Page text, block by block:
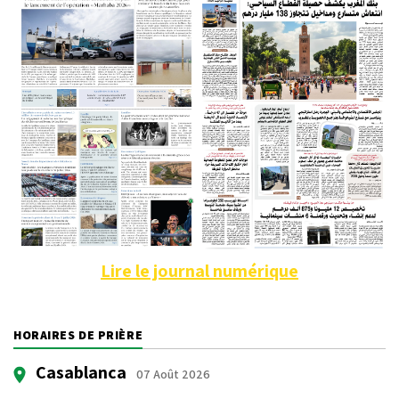
Lire le journal numérique
HORAIRES DE PRIÈRE
Casablanca 07 Août 2026